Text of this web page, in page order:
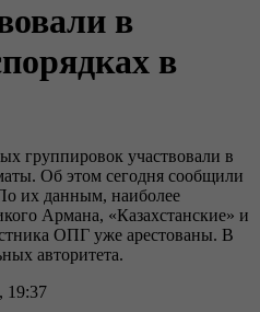
в
в
группировок участвовали в
Об этом сегодня сообщили
их данным, наиболее
Армана, «Казахстанские» и
ОПГ уже арестованы. В
авторитета.
19:37